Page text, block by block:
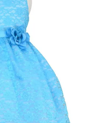
パニエ
レディース
アウター
フラワーガール・リングボーイ・ゲ
スト
Shichi-Go-San
七五三